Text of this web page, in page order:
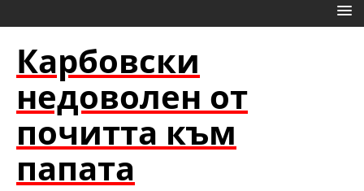
Карбовски
недоволен от
почитта към
папата